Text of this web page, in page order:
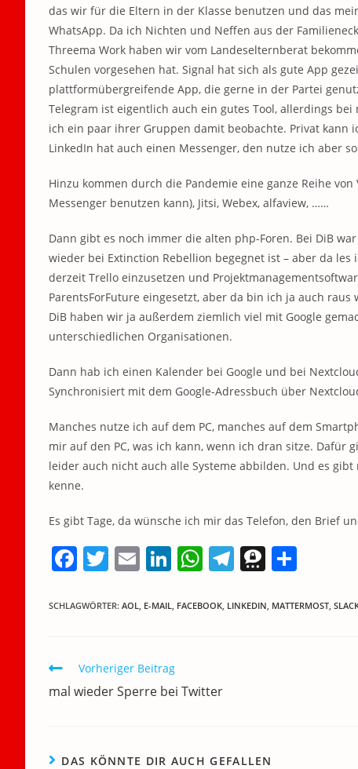
das wir für die Eltern in der Klasse benutzen und das
WhatsApp. Da ich Nichten und Neffen aus der
Threema Work haben wir vom Landeselternberat
Schulen vorgesehen hat. Signal hat sich als gute App
plattformübergreifende App, die gerne in der Partei
Telegram ist eigentlich auch ein gutes Tool, allerdings
ich ein paar ihrer Gruppen damit beobachte. Privat kann
LinkedIn hat auch einen Messenger, den nutze ich aber
Hinzu kommen durch die Pandemie eine ganze Reihe
Messenger benutzen kann), Jitsi, Webex, alfaview, ……
Dann gibt es noch immer die alten php-Foren. Bei DiB
wieder bei Extinction Rebellion begegnet ist – aber da
derzeit Trello einzusetzen und
ParentsForFuture eingesetzt, aber da bin ich ja auch
DiB haben wir ja außerdem ziemlich viel mit Google
unterschiedlichen Organisationen.
Dann hab ich einen Kalender bei Google und bei
Synchronisiert mit dem Google-Adressbuch über
Manches nutze ich auf dem PC, manches auf dem
mir auf den PC, was ich kann, wenn ich dran sitze. Dafür
leider auch nicht auch alle Systeme abbilden. Und es
kenne.
Es gibt Tage, da wünsche ich mir das Telefon, den Brief
F
c
b
o
T
itt
E
ai
Li
k
dI
n
W
at
p
T
e
T
re le
SCHLAGWÖRTER: AOL, E-MAIL, FACEBOOK, LINKEDIN, MATTERMOST,
Weitere
Artikel
ansehen
Vorheriger Beitrag
mal wieder Sperre bei Twitter
DAS KÖNNTE DIR AUCH GEFALLEN